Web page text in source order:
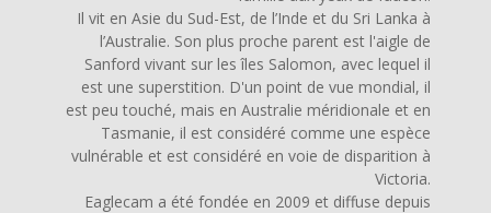
Il vit en Asie du Sud-Est, de l’Inde et du Sri Lanka à
l’Australie. Son plus proche parent est l'aigle de
Sanford vivant sur les îles Salomon, avec lequel il
est une superstition. D'un point de vue mondial, il
est peu touché, mais en Australie méridionale et en
Tasmanie, il est considéré comme une espèce
vulnérable et est considéré en voie de disparition à
Victoria.
Eaglecam a été fondée en 2009 et diffuse depuis